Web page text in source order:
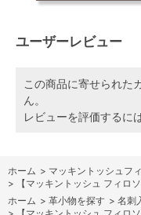
ユーザーレビュー
この商品に寄せられた
ん。
レビューを評価するに
ホーム > マッキントッシュフ
>
【マッキントッシュ フィロ
ホーム > 革小物を探す > 名刺